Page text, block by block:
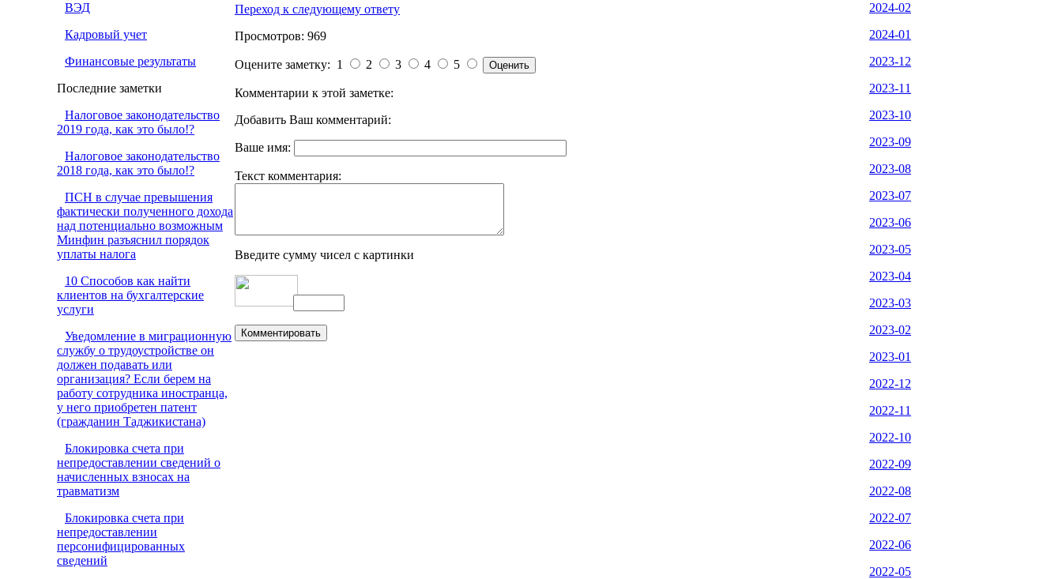
ВЭД
Кадровый учет
Финансовые результаты
Последние заметки
Налоговое законодательство
2019 года, как это было!?
Налоговое законодательство
2018 года, как это было!?
ПСН в случае превышения
фактически полученного дохода
над потенциально возможным
Минфин разъяснил порядок
уплаты налога
10 Способов как найти
клиентов на бухгалтерские
услуги
Уведомление в миграционную
службу о трудоустройстве он
должен подавать или
организация? Если берем на
работу сотрудника иностранца,
у него приобретен патент
(гражданин Таджикистана)
Блокировка счета при
непредоставлении сведений о
начисленных взносах на
травматизм
Блокировка счета при
непредоставлении
персонифицированных
сведений
Переход к следующему ответу
Просмотров: 969
Оцените заметку: 1 2 3 4 5
Комментарии к этой заметке:
Добавить Ваш комментарий:
Ваше имя:
Текст комментария:
Введите сумму чисел с картинки
2024-02
2024-01
2023-12
2023-11
2023-10
2023-09
2023-08
2023-07
2023-06
2023-05
2023-04
2023-03
2023-02
2023-01
2022-12
2022-11
2022-10
2022-09
2022-08
2022-07
2022-06
2022-05